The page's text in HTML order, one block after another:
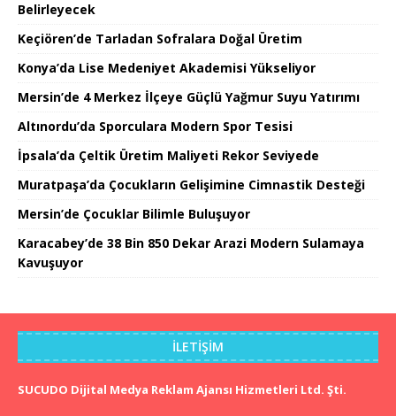
Belirleyecek
Keçiören’de Tarladan Sofralara Doğal Üretim
Konya’da Lise Medeniyet Akademisi Yükseliyor
Mersin’de 4 Merkez İlçeye Güçlü Yağmur Suyu Yatırımı
Altınordu’da Sporculara Modern Spor Tesisi
İpsala’da Çeltik Üretim Maliyeti Rekor Seviyede
Muratpaşa’da Çocukların Gelişimine Cimnastik Desteği
Mersin’de Çocuklar Bilimle Buluşuyor
Karacabey’de 38 Bin 850 Dekar Arazi Modern Sulamaya
Kavuşuyor
İLETIŞIM
SUCUDO Dijital Medya Reklam Ajansı Hizmetleri Ltd. Şti.